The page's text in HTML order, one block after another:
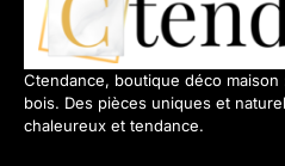
Ctendance, boutique déco
bois. Des pièces uniques et
chaleureux et tendance.